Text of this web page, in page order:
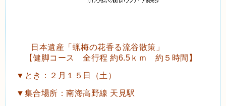
日本遺産「蝋梅の花香る流谷散策」
【健脚コース 全行程 約6.5ｋｍ 約５時間】
▼とき：２月１５日（土）
▼集合場所：南海高野線 天見駅